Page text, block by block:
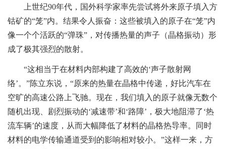
上世纪90年代，国外科学家率先尝试将外来原子填入方
钴矿的“笼”内。结果令人振奋：这些被填入的原子在“笼”内
像一个个活跃的“弹珠”，对传播热量的声子（晶格振动）形
成了极其强烈的散射。
“这相当于在材料内部构建了高效的‘声子散射网
络’。”陈立东说，“原来的热量在晶格中传递，好比汽车在
空旷的高速公路上飞驰。现在，我们填入的原子就像无数个
随机出现、剧烈振动的‘减速带’和‘路障’，极大地阻滞了‘热
流车辆’的速度，从而大幅降低了材料的晶格热导率。同时
材料的电学传输通道受到的影响相对较小。”这样一来，方